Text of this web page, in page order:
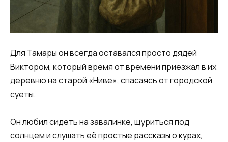
Для Тамары он всегда оставался просто дядей
Виктором, который время от времени приезжал в их
деревню на старой «Ниве», спасаясь от городской
суеты.
Он любил сидеть на завалинке, щуриться под
солнцем и слушать её простые рассказы о курах,